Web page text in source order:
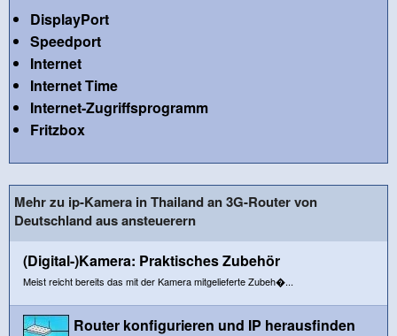
DisplayPort
Speedport
Internet
Internet Time
Internet-Zugriffsprogramm
Fritzbox
Mehr zu ip-Kamera in Thailand an 3G-Router von
Deutschland aus ansteuerern
(Digital-)Kamera: Praktisches Zubehör
Meist reicht bereits das mit der Kamera mitgelieferte Zubeh�...
Router konfigurieren und IP herausfinden